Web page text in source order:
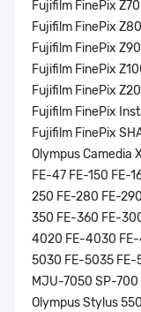
Fujifilm FinePix
Fujifilm FinePix
Fujifilm FinePix
Fujifilm FinePix
Fujifilm FinePix
Fujifilm FinePix
Fujifilm FinePix
Olympus Camedia
FE-47 FE-150 FE-
250 FE-280 FE-
350 FE-360 FE-
4020 FE-4030
5030 FE-5035
MJU-7050 SP-700
Olympus Stylus